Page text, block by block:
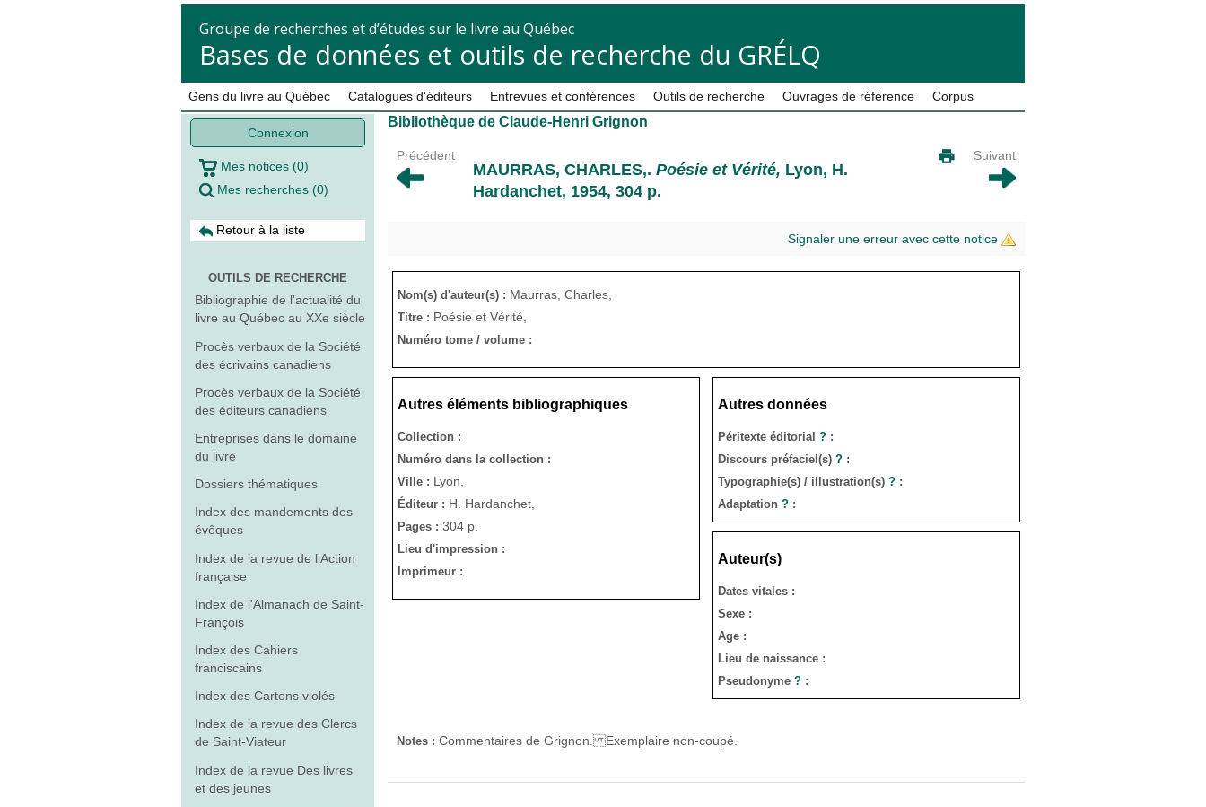
Groupe de recherches et d’études sur le livre au Québec
Bases de données et outils de recherche du GRÉLQ
Gens du livre au Québec Catalogues d'éditeurs Entrevues et conférences Outils de recherche Ouvrages de référence Corpus
Connexion
Mes notices (0)
Mes recherches (0)
Retour à la liste
OUTILS DE RECHERCHE
Bibliographie de l'actualité du
livre au Québec au XXe siècle
Procès verbaux de la Société
des écrivains canadiens
Procès verbaux de la Société
des éditeurs canadiens
Entreprises dans le domaine
du livre
Dossiers thématiques
Index des mandements des
évêques
Index de la revue de l'Action
française
Index de l'Almanach de Saint-
François
Index des Cahiers
franciscains
Index des Cartons violés
Index de la revue des Clercs
de Saint-Viateur
Index de la revue Des livres
et des jeunes
Bibliothèque de Claude-Henri Grignon
Précédent
MAURRAS, CHARLES,. Poésie et Vérité, Lyon, H.
Hardanchet, 1954, 304 p.
Suivant
Signaler une erreur avec cette notice
Nom(s) d'auteur(s) : Maurras, Charles,
Titre : Poésie et Vérité,
Numéro tome / volume :
Autres éléments bibliographiques
Collection :
Numéro dans la collection :
Ville : Lyon,
Éditeur : H. Hardanchet,
Pages : 304 p.
Lieu d'impression :
Imprimeur :
Autres données
Péritexte éditorial ? :
Discours préfaciel(s) ? :
Typographie(s) / illustration(s) ? :
Adaptation ? :
Auteur(s)
Dates vitales :
Sexe :
Age :
Lieu de naissance :
Pseudonyme ? :
Notes : Commentaires de Grignon. Exemplaire non-coupé.